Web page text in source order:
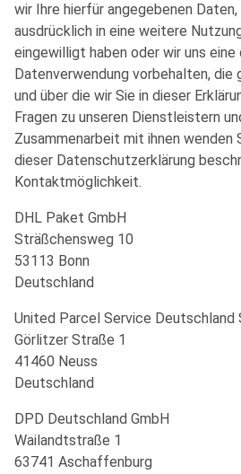
wir Ihre hierfür angegebenen
ausdrücklich in eine weitere
eingewilligt haben oder wir uns eine
Datenverwendung vorbehalten,
und über die wir Sie in dieser
Fragen zu unseren Dienstleistern
Zusammenarbeit mit ihnen wenden
dieser Datenschutzerklärung
Kontaktmöglichkeit.
DHL Paket GmbH
Sträßchensweg 10
53113 Bonn
Deutschland
United Parcel Service Deutschland
Görlitzer Straße 1
41460 Neuss
Deutschland
DPD Deutschland GmbH
Wailandtstraße 1
63741 Aschaffenburg